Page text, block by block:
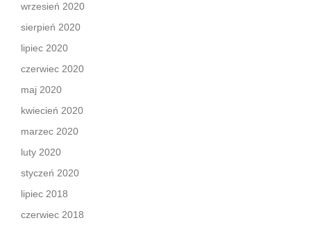
wrzesień 2020
sierpień 2020
lipiec 2020
czerwiec 2020
maj 2020
kwiecień 2020
marzec 2020
luty 2020
styczeń 2020
lipiec 2018
czerwiec 2018